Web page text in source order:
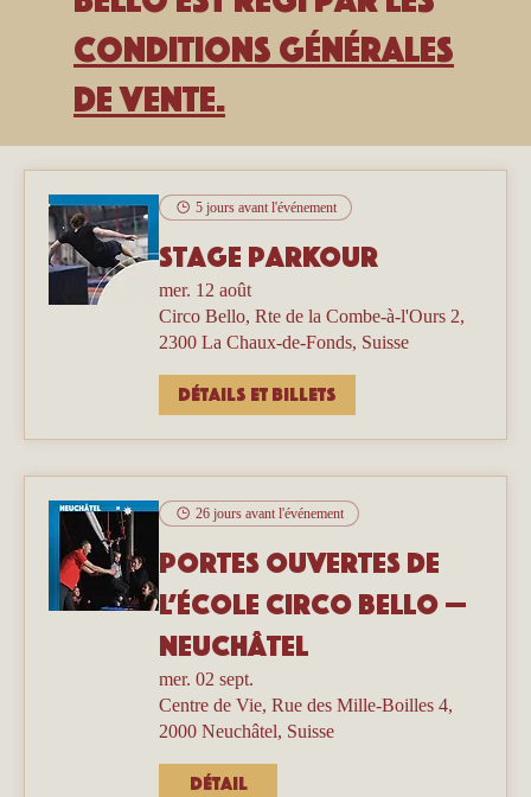
Conditions générales
de vente.
5 jours avant l'événement
Stage parkour
mer. 12 août
Circo Bello, Rte de la Combe-à-l'Ours 2,
2300 La Chaux-de-Fonds, Suisse
Détails et billets
26 jours avant l'événement
Portes ouvertes de
l’école Circo Bello —
Neuchâtel
mer. 02 sept.
Centre de Vie, Rue des Mille-Boilles 4,
2000 Neuchâtel, Suisse
Détail